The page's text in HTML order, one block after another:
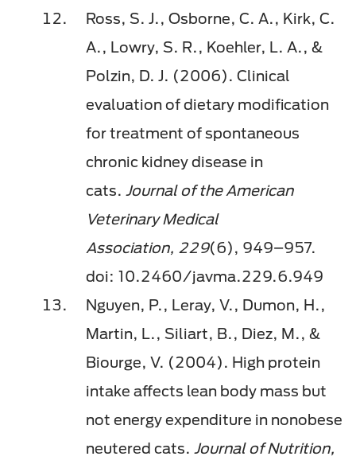
Ross, S. J., Osborne, C. A., Kirk, C.
A., Lowry, S. R., Koehler, L. A., &
Polzin, D. J. (2006). Clinical
evaluation of dietary modification
for treatment of spontaneous
chronic kidney disease in
cats. Journal of the American
Veterinary Medical
Association, 229(6), 949–957.
doi: 10.2460/javma.229.6.949
Nguyen, P., Leray, V., Dumon, H.,
Martin, L., Siliart, B., Diez, M., &
Biourge, V. (2004). High protein
intake affects lean body mass but
not energy expenditure in nonobese
neutered cats. Journal of Nutrition,